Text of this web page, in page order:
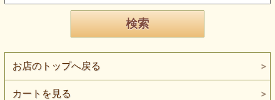
お店のトップへ戻る
カートを見る